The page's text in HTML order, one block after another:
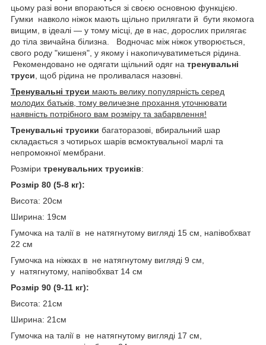
цьому разі вони впораються зі своєю основною функцією.
Гумки навколо ніжок мають щільно прилягати й бути якомога
вищим, в ідеалі — у тому місці, де в нас, дорослих прилягає
до тіла звичайна білизна. Водночас між ніжок утворюється,
свого роду "кишеня", у якому і накопичуватиметься рідина.
Рекомендовано не одягати щільний одяг на тренувальні
труси, щоб рідина не проливалася назовні.
Тренувальні труси мають велику популярність серед
молодих батьків, тому величезне прохання уточнювати
наявність потрібного вам розміру та забарвлення!
Тренувальні трусики багаторазові, вбиральний шар
складається з чотирьох шарів всмоктувальної марлі та
непромокної мембрани.
Розміри тренувальних трусиків:
Розмір 80 (5-8 кг):
Висота: 20см
Ширина: 19см
Гумочка на талії в не натягнутому вигляді 15 см, напівобхват
22 см
Гумочка на ніжках в не натягнутому вигляді 9 см,
у натягнутому, напівобхват 14 см
Розмір 90 (9-11 кг):
Висота: 21см
Ширина: 21см
Гумочка на талії в не натягнутому вигляді 17 см,